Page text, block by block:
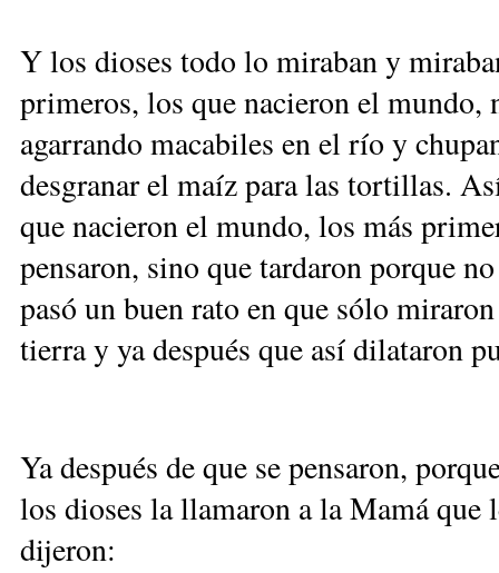
Y los dioses todo lo miraban y
primeros, los que nacieron el mundo,
agarrando macabiles en el río y
desgranar el maíz para las tortillas.
que nacieron el mundo, los más
pensaron, sino que tardaron porque
pasó un buen rato en que sólo
tierra y ya después que así dilataron
Ya después de que se pensaron,
los dioses la llamaron a la Mamá
dijeron: